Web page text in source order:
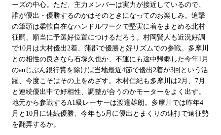
ーズの中心。ただ、主力メンバーは実力が接近しているので、
誰が優出・優勝するのかはそのときになってのお楽しみ。追撃
の筆頭は柔軟自在なハンドルワークで堅実に着をまとめる北村
征嗣、順当に予選好位置につけるだろう。村岡賢人も近況好調
で10月は大村優出2着、蒲郡で優勝と好リズムでの参戦。多摩川
との相性の良さなら石塚久也か、不運にも途中帰郷した今年1月
のauじぶん銀行賞を除けば当地最近4節で優出2着が3回という活
躍、今度こそはその上をめざす。木村仁紀も多摩川は2月、7月
と連続優出中で好相性、調整が合うのかモーターをよく出す。
地元から参戦するA1級レーサーは渡邉雄朗。多摩川では昨年4
月と10月に連続優勝、今年も5月に優出とまくりの連打で遠征勢
を翻弄するか。